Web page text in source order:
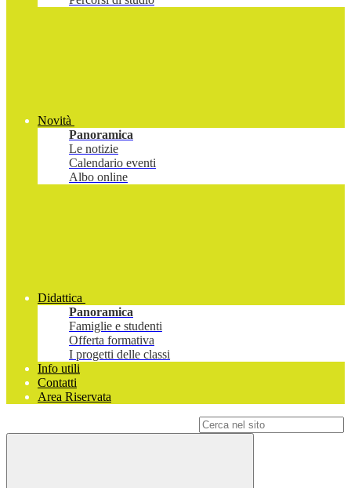
Novità
Panoramica
Le notizie
Calendario eventi
Albo online
Didattica
Panoramica
Famiglie e studenti
Offerta formativa
I progetti delle classi
Info utili
Contatti
Area Riservata